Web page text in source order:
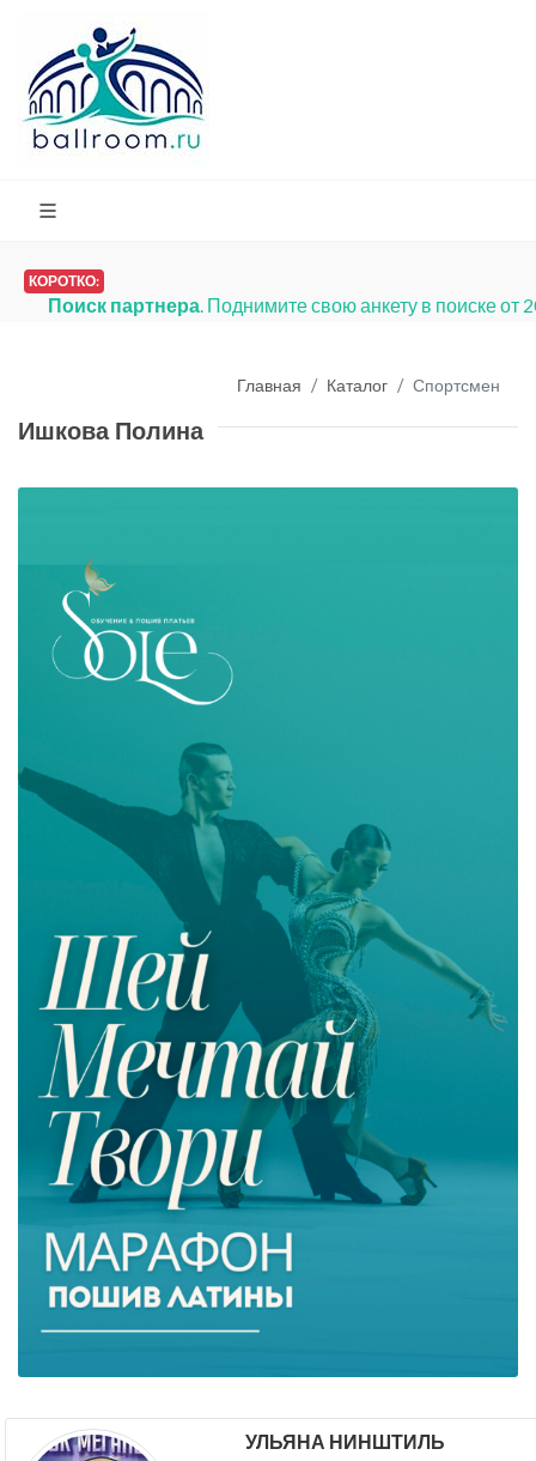
КОРОТКО:
Поиск партнера. Поднимите свою анкету в поиске от
Главная Каталог Спортсмен
Ишкова Полина
УЛЬЯНА НИНШТИЛЬ